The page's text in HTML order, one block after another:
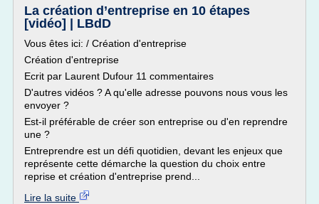
La création d’entreprise en 10 étapes
[vidéo] | LBdD
Vous êtes ici: / Création d'entreprise
Création d'entreprise
Ecrit par Laurent Dufour 11 commentaires
D'autres vidéos ? A qu'elle adresse pouvons nous vous les
envoyer ?
Est-il préférable de créer son entreprise ou d'en reprendre
une ?
Entreprendre est un défi quotidien, devant les enjeux que
représente cette démarche la question du choix entre
reprise et création d'entreprise prend...
Lire la suite